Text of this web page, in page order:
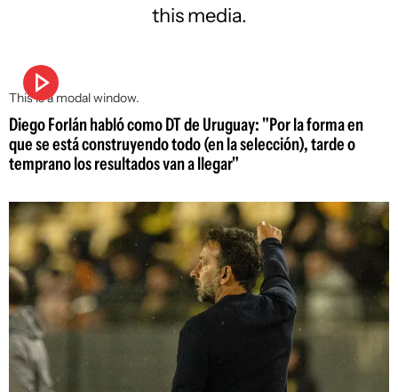
This is a modal window.
this media.
Diego Forlán habló como DT de Uruguay: "Por la forma en
que se está construyendo todo (en la selección), tarde o
temprano los resultados van a llegar"